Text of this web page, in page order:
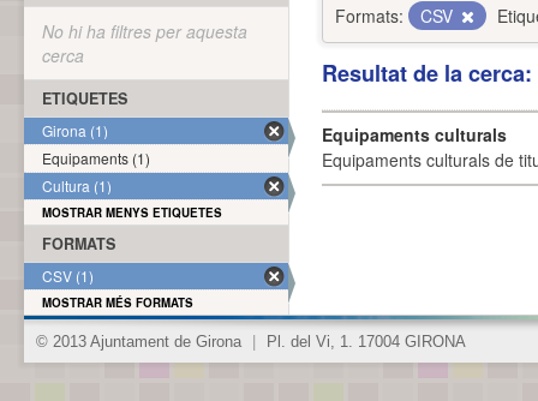
Formats:
CSV
Resultat de la
Equipaments culturals
Equipaments culturals de
No hi ha filtres per aquesta
cerca
ETIQUETES
Girona (1)
Equipaments (1)
Cultura (1)
MOSTRAR MENYS ETIQUETES
FORMATS
CSV (1)
MOSTRAR MÉS FORMATS
© 2013 Ajuntament de Girona Pl. del Vi, 1. 17004 GIRONA